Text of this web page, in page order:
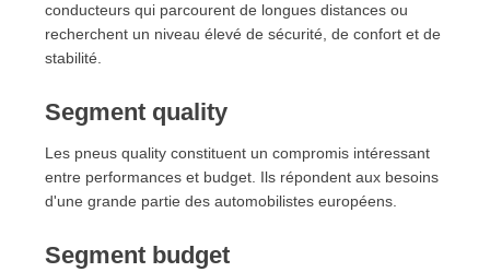
conducteurs qui parcourent de longues distances ou
recherchent un niveau élevé de sécurité, de confort et de
stabilité.
Segment quality
Les pneus quality constituent un compromis intéressant
entre performances et budget. Ils répondent aux besoins
d'une grande partie des automobilistes européens.
Segment budget